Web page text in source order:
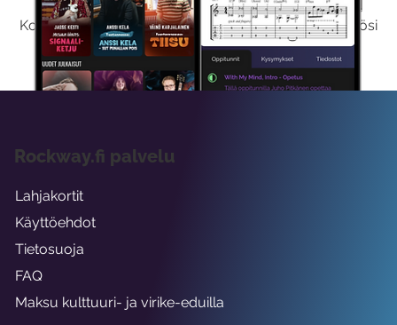
Kokeilemalla ilmaiseksi saat koko sisältömme käyttöösi
viikon ajaksi.
Rockway.fi palvelu
Lahjakortit
Käyttöehdot
Tietosuoja
FAQ
Maksu kulttuuri- ja virike-eduilla